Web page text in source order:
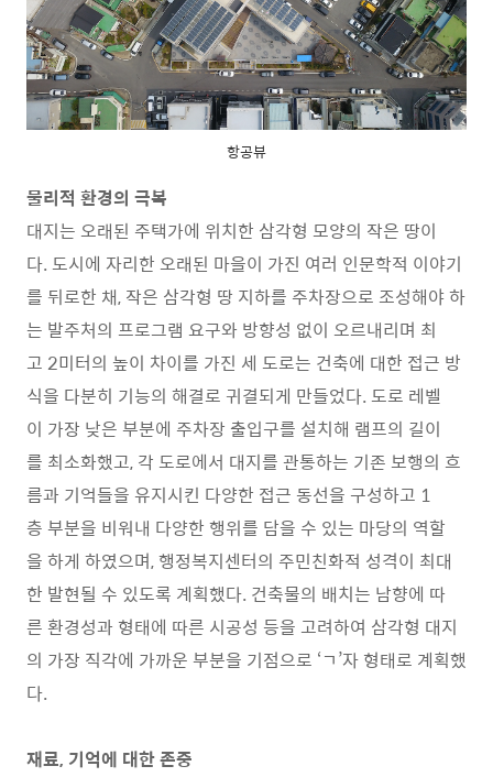
항공뷰
물리적 환경의 극복
대지는 오래된 주택가에 위치한 삼각형 모양의 작은 땅이
다. 도시에 자리한 오래된 마을이 가진 여러 인문학적 이야기
를 뒤로한 채, 작은 삼각형 땅 지하를 주차장으로 조성해야 하
는 발주처의 프로그램 요구와 방향성 없이 오르내리며 최
고 2미터의 높이 차이를 가진 세 도로는 건축에 대한 접근 방
식을 다분히 기능의 해결로 귀결되게 만들었다. 도로 레벨
이 가장 낮은 부분에 주차장 출입구를 설치해 램프의 길이
를 최소화했고, 각 도로에서 대지를 관통하는 기존 보행의 흐
름과 기억들을 유지시킨 다양한 접근 동선을 구성하고 1
층 부분을 비워내 다양한 행위를 담을 수 있는 마당의 역할
을 하게 하였으며, 행정복지센터의 주민친화적 성격이 최대
한 발현될 수 있도록 계획했다. 건축물의 배치는 남향에 따
른 환경성과 형태에 따른 시공성 등을 고려하여 삼각형 대지
의 가장 직각에 가까운 부분을 기점으로 ‘ㄱ’자 형태로 계획했
다.
재료, 기억에 대한 존중